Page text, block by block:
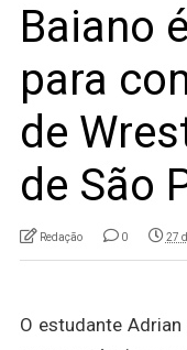
Baiano
para
de
de São
Redação 0 27
O estudante